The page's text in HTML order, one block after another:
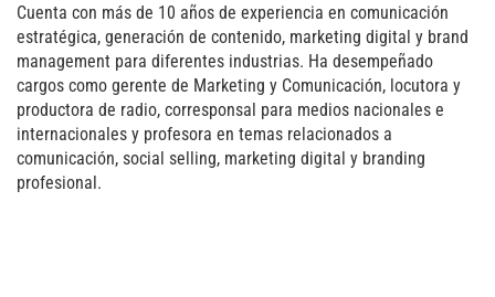
Cuenta con más de 10 años de experiencia en comunicación
estratégica, generación de contenido, marketing digital y brand
management para diferentes industrias. Ha desempeñado
cargos como gerente de Marketing y Comunicación, locutora y
productora de radio, corresponsal para medios nacionales e
internacionales y profesora en temas relacionados a
comunicación, social selling, marketing digital y branding
profesional.